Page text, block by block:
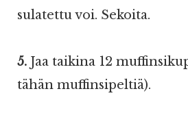
sulatettu voi. Sekoita.
5. Jaa taikina 12
tähän muffinsipeltiä).